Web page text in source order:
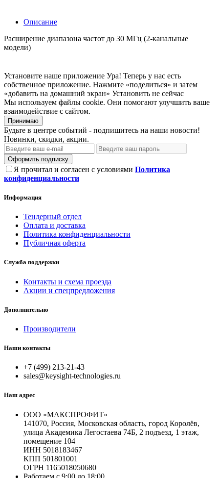
Описание
Расширение диапазона частот до 30 МГц (2-канальные
модели)
Установите наше приложение Ура! Теперь у нас есть
собственное приложение. Нажмите «поделиться» и затем
«добавить на домашний экран» Установить не сейчас
Мы используем файлы cookie. Они помогают улучшить ваше
взаимодействие с сайтом.
Принимаю
Будьте в центре событий - подпишитесь на наши новости!
Новинки, скидки, акции.
Оформить подписку
Я прочитал и согласен с условиями Политика
конфиденциальности
Информация
Тендерный отдел
Оплата и доставка
Политика конфиденциальности
Публичная оферта
Служба поддержки
Контакты и схема проезда
Акции и спецпредложения
Дополнительно
Производители
Наши контакты
+7 (499) 213-21-43
sales@keysight-technologies.ru
Наш адрес
ООО «МАКСПРОФИТ»
141070, Россия, Московская область, город Королёв,
улица Академика Легостаева 74Б, 2 подъезд, 1 этаж,
помещение 104
ИНН 5018183467
КПП 501801001
ОГРН 1165018050680
Работаем с 9:00 до 18:00